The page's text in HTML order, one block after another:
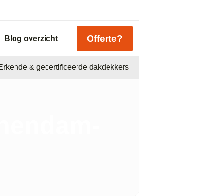
Blog overzicht Offerte?
& gecertificeerde dakdekkers